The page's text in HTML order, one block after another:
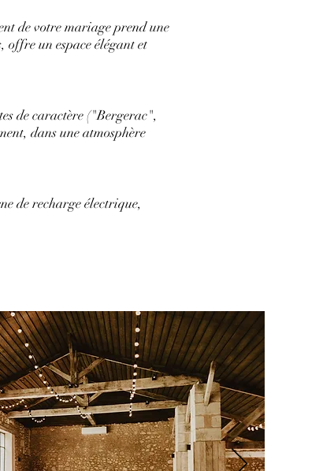
de votre mariage prend une
un espace élégant et
de caractère ("Bergerac",
dans une atmosphère
de recharge électrique,